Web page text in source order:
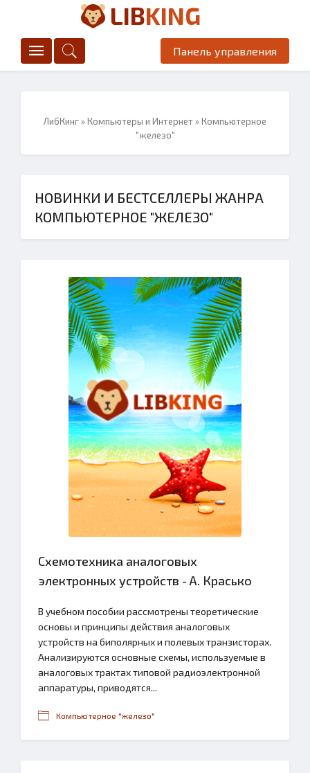
LIBKING
Панель управления
ЛибКинг»Компьютеры и Интернет» Компьютерное
"железо"
НОВИНКИ И БЕСТСЕЛЛЕРЫ ЖАНРА
КОМПЬЮТЕРНОЕ "ЖЕЛЕЗО"
Схемотехника аналоговых
электронных устройств - А. Красько
В учебном пособии рассмотрены теоретические
основы и принципы действия аналоговых
устройств на биполярных и полевых транзисторах.
Анализируются основные схемы, используемые в
аналоговых трактах типовой радиоэлектронной
аппаратуры, приводятся...
Компьютерное "железо"